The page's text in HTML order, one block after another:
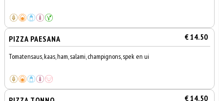
PIZZA PAESANA € 14.50
Tomatensaus, kaas, ham, salami, champignons, spek en ui
€ 14.50